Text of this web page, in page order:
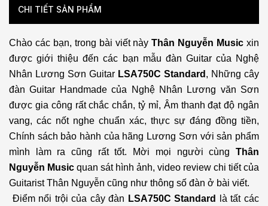
CHI TIẾT SẢN PHẨM
Chào các bạn, trong bài viết nàyThân Nguyễn Music xin
được giới thiệu đến các bạn mẫu đàn Guitar của Nghệ
Nhân Lương Sơn Guitar LSA750C Standard , Những cây
đàn Guitar Handmade của Nghệ Nhân Lương văn Sơn
được gia công rất chắc chắn, tỷ mỉ, Âm thanh đạt độ ngân
vang, các nốt nghe chuẩn xác, thực sự đáng đồng tiền,
Chính sách bảo hành của hãng Lương Sơn với sản phẩm
mình làm ra cũng rất tốt. Mời mọi người cùng Thân
Nguyễn Music quan sát hình ảnh, video review chi tiết của
Guitarist Thân Nguyễn cũng như thông số đàn ở bài viết.
Điểm nổi trội của cây đàn LSA750C Standard
là tất các